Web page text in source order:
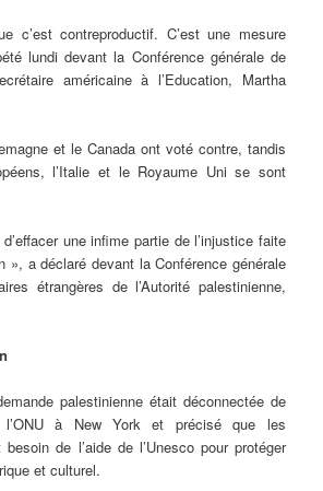
c’est contreproductif. C’est une mesure
lundi devant la Conférence générale de
américaine à l’Education, Martha
et le Canada ont voté contre, tandis
l’Italie et le Royaume Uni se sont
une infime partie de l’injustice faite
», a déclaré devant la Conférence générale
étrangères de l’Autorité palestinienne,
palestinienne était déconnectée de
à New York et précisé que les
de l’aide de l’Unesco pour protéger
et culturel.